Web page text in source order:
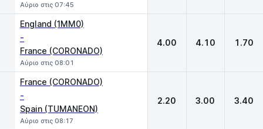
Αύριο στις 07:45
England (1MM0)
-
France (CORONADO)
Αύριο στις 08:01
4.00 4.10 1.70
France (CORONADO)
-
Spain (TUMANEON)
Αύριο στις 08:17
2.20 3.00 3.40